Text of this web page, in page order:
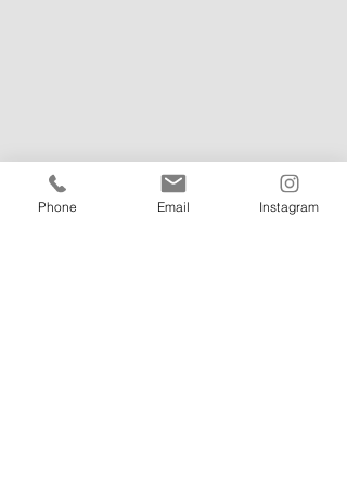
Phone Email Instagram